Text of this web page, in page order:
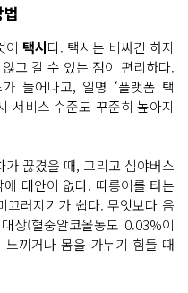
이 택시다. 택시는 비싸긴 하지
고 갈 수 있는 점이 편리하다.
늘어나고, 일명 ‘플랫폼 택
서비스 수준도 꾸준히 높아지
끊겼을 때, 그리고 심야버스
대안이 없다. 따릉이를 타는
끄러지기가 쉽다. 무엇보다 음
상(혈중알코올농도 0.03%이
끼거나 몸을 가누기 힘들 때